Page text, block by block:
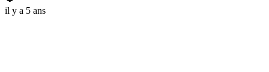
il y a 5 ans